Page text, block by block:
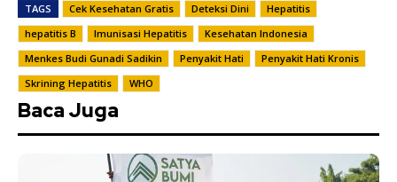
TAGS Cek Kesehatan Gratis Deteksi Dini
Hepatitis
hepatitis B
Imunisasi Hepatitis
Kesehatan Indonesia
Menkes Budi Gunadi Sadikin
Penyakit Hati
Penyakit Hati Kronis
Skrining Hepatitis
WHO
Baca Juga